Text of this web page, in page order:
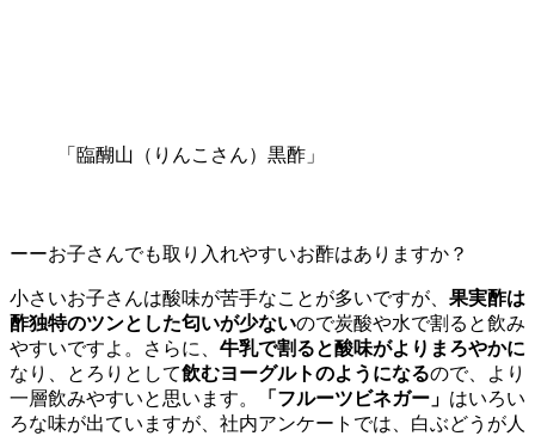
「臨醐山（りんこさん）黒酢」
ーーお子さんでも取り入れやすいお酢はありますか？
小さいお子さんは酸味が苦手なことが多いですが、 果実酢は
酢独特のツンとした匂いが少ないので炭酸や水で割ると飲み
やすいですよ。さらに、 牛乳で割ると酸味がよりまろやかに
なり、とろりとして飲むヨーグルトのようになるので、より
一層飲みやすいと思います。
「フルーツビネガー」 はいろい
ろな味が出ていますが、社内アンケートでは、白ぶどうが人